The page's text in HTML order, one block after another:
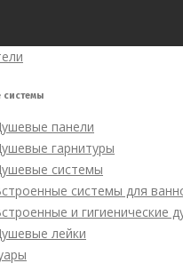
панели
гарнитуры
системы
системы для
и гигиенические
лейки